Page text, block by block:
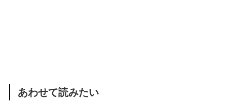
あわせて読みたい